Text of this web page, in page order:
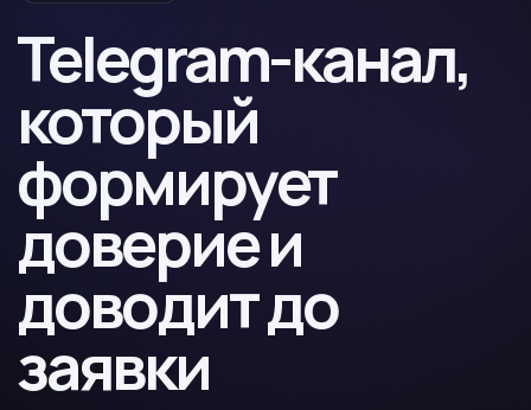
Telegram-канал,
который
формирует
доверие и
доводит до
заявки